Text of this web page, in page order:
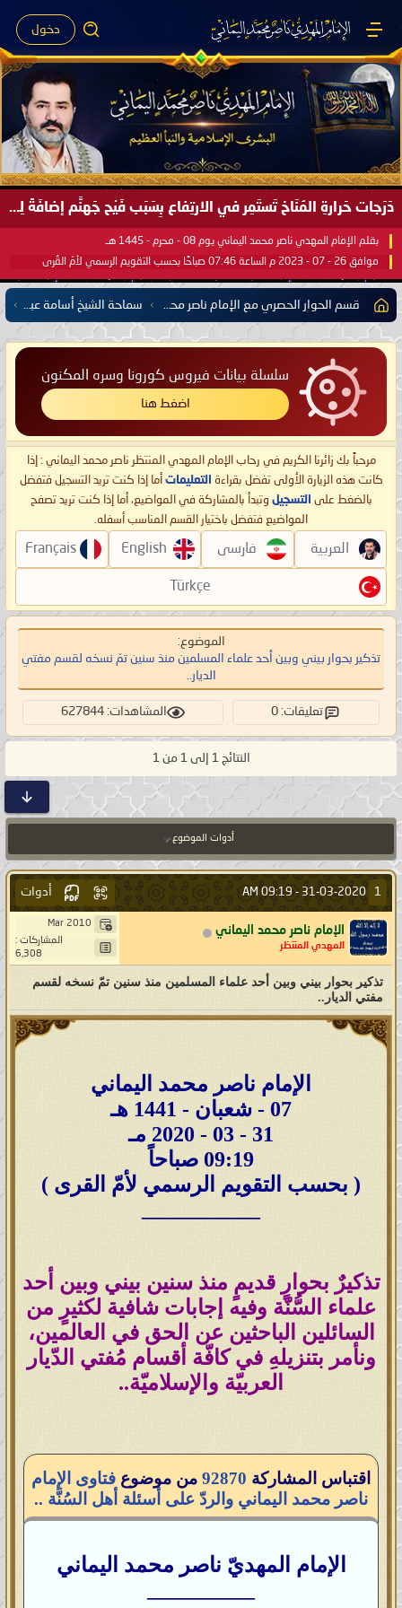
دخول
دَرَجات حَرارةِ المُنَاخ تَستَمِر في الارتِفاع بِسَبَب فَيْح جَهنَّم إضافَةً لِحرارةِ الشَّمس في مُحكَم القُرآن العَظيم ..
بقلم الإمام المهدي ناصر محمد اليماني يوم 08 - محرم - 1445 هـ
موافق 26 - 07 - 2023 م الساعة 07:46 صباحًا بحسب التقويم الرسمي لأمّ القُرى
سلسلة بيانات فيروس كورونا وسره المكنون
اضغط هنا
مرحباً بك زائرنا الكريم في رحاب الإمام المهدي المنتظر ناصر محمد اليماني : إذا
كانت هذه الزيارة الأولى تفضل بقراءة التعليمات أما إذا كنت تريد التسجيل فتفضل
بالضغط على التسجيل وتبدأ بالمشاركة في المواضيع، أما إذا كنت تريد تصفح
المواضيع فتفضل باختيار القسم المناسب أسفله.
العربية فارسی English
Français
Türkçe
الموضوع:
تذكير بحوار بيني وبين أحد علماء المسلمين منذ سنين تمّ نسخه لقسم مفتي
الديار..
تعليقات: 0 المشاهدات: 627844
النتائج 1 إلى 1 من 1
أدوات الموضوع
1
31-03-2020 -
09:19 AM أدوات
الإمام ناصر محمد اليماني
المهدي المنتظر
Mar 2010
المشاركات :
6,308
تذكير بحوار بيني وبين أحد علماء المسلمين منذ سنين تمّ نسخه لقسم
مفتي الديار..
الإمام ناصر محمد اليماني
07 - شعبان - 1441 هـ
31 - 03 - 2020 مـ
09:19 صباحاً
( بحسب التقويم الرسمي لأمّ القرى )
تذكيرٌ بحوارٍ قديمٍ منذ سنين بيني وبين أحد
علماء السُّنّة وفيه إجابات شافية لكثيرٍ من
السائلين الباحثين عن الحق في العالمين،
ونأمر بتنزيلهِ في كافّة أقسام مُفتي الدّيار
العربيّة والإسلاميّة..
اقتباس المشاركة 92870 من موضوع فتاوى الإمام
ناصر محمد اليماني والردّ على أسئلة أهل السُنَّة ..
الإمام المهديّ ناصر محمد اليماني